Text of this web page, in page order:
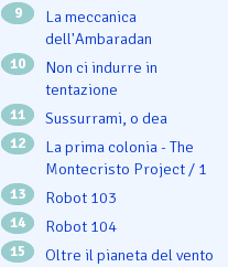
9
La meccanica
dell'Ambaradan
10
Non ci indurre in
tentazione
11 Sussurrami, o dea
12
La prima colonia - The
Montecristo Project / 1
13 Robot 103
14 Robot 104
15 Oltre il pianeta del vento